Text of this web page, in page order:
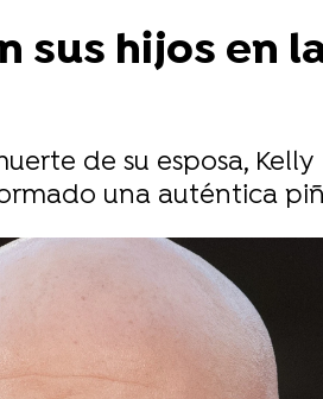
sus hijos en
de su esposa, Kelly
una auténtica